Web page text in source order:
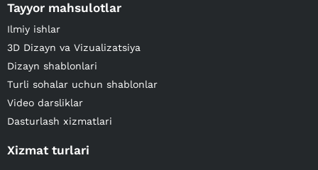
Tayyor mahsulotlar
Ilmiy ishlar
3D Dizayn va Vizualizatsiya
Dizayn shablonlari
Turli sohalar uchun shablonlar
Video darsliklar
Dasturlash xizmatlari
Xizmat turlari